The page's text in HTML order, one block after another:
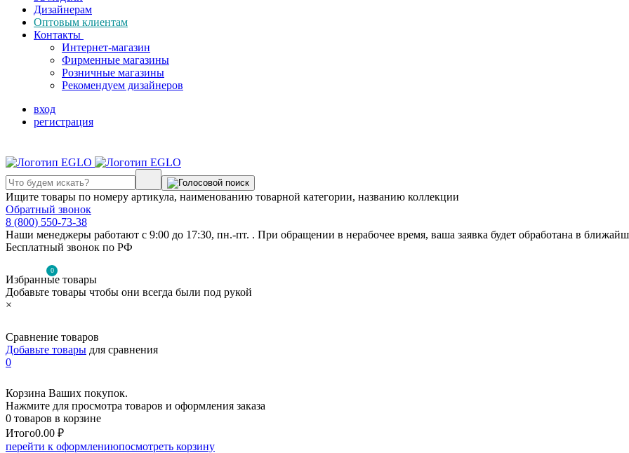
Дизайнерам
Оптовым клиентам
Контакты
Интернет-магазин
Фирменные магазины
Розничные магазины
Рекомендуем дизайнеров
вход
регистрация
Ищите товары по номеру артикула, наименованию товарной категории, названию коллекции
Обратный звонок
8 (800) 550-73-38
Наши менеджеры работают с 9:00 до 17:30, пн.-пт. . При обращении в нерабочее время, ваша заявка будет обработана в
Бесплатный звонок по РФ
0
Избранные товары
Добавьте товары чтобы они всегда были под рукой
×
Сравнение товаров
Добавьте товары для сравнения
0
Корзина Ваших покупок.
Нажмите для просмотра товаров и оформления заказа
0 товаров в корзине
Итого0.00 ₽
перейти к оформлениюпосмотреть корзину